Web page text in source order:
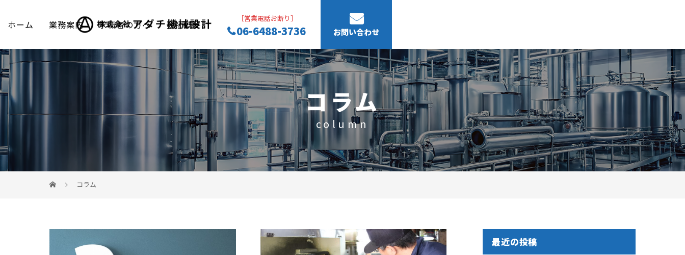
ホーム 業務案内 求職者の方へ 会社概要 ［営業電話お断り］
06-6488-3736 お問い合わせ
コラム
column
コラム
最近の投稿